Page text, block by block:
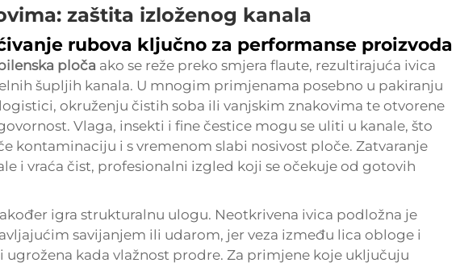
zaštita izloženog kanala
rubova ključno za performanse proizvoda
ploča ako se reže preko smjera flaute, rezultirajuća ivica
šupljih kanala. U mnogim primjenama posebno u pakiranju
okruženju čistih soba ili vanjskim znakovima te otvorene
Vlaga, insekti i fine čestice mogu se uliti u kanale, što
kontaminaciju i s vremenom slabi nosivost ploče. Zatvaranje
i vraća čist, profesionalni izgled koji se očekuje od gotovih
igra strukturalnu ulogu. Neotkrivena ivica podložna je
savijanjem ili udarom, jer veza između lica obloge i
ugrožena kada vlažnost prodre. Za primjene koje uključuju